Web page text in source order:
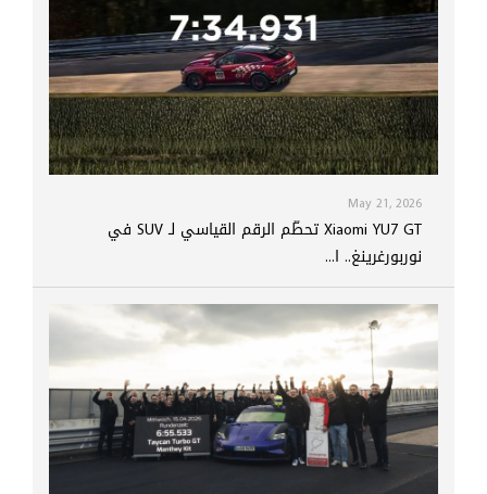
May 21, 2026
Xiaomi YU7 GT تحطّم الرقم القياسي لـ SUV في
نوربورغرينغ.. ا...